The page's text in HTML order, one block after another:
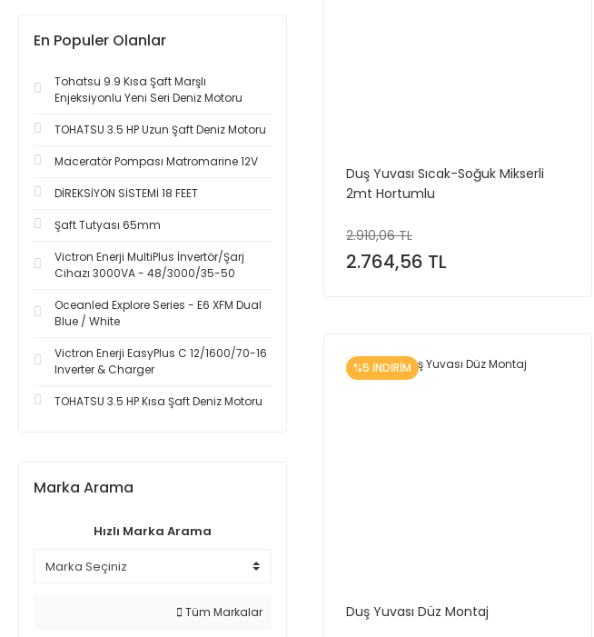
En Populer Olanlar
Tohatsu 9.9 Kısa Şaft Marşlı
Enjeksiyonlu Yeni Seri Deniz Motoru
TOHATSU 3.5 HP Uzun Şaft Deniz Motoru
Maceratör Pompası Matromarine 12V
DİREKSİYON SİSTEMİ 18 FEET
Şaft Tutyası 65mm
Victron Enerji MultiPlus İnvertör/Şarj
Cihazı 3000VA - 48/3000/35-50
Oceanled Explore Series - E6 XFM Dual
Blue / White
Victron Enerji EasyPlus C 12/1600/70-16
Inverter & Charger
TOHATSU 3.5 HP Kısa Şaft Deniz Motoru
Marka Arama
Hızlı Marka Arama
Tüm Markalar
Duş Yuvası Sıcak-Soğuk Mikserli
2mt Hortumlu
2.910,06 TL
2.764,56 TL
%5 İNDİRİM
Duş Yuvası Düz Montaj